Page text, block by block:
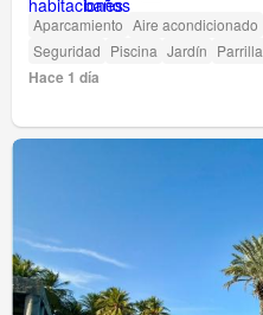
Aparcamiento Aire acondicionado
Seguridad Piscina Jardín Parrilla
Hace 1 día